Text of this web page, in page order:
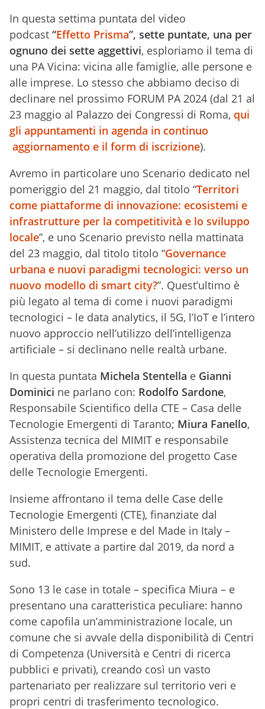
In questa settima puntata del video
podcast “Effetto Prisma”, sette puntate, una per
ognuno dei sette aggettivi, esploriamo il tema di
una PA Vicina: vicina alle famiglie, alle persone e
alle imprese. Lo stesso che abbiamo deciso di
declinare nel prossimo FORUM PA 2024 (dal 21 al
23 maggio al Palazzo dei Congressi di Roma, qui
gli appuntamenti in agenda in continuo
aggiornamento e il form di iscrizione).
Avremo in particolare uno Scenario dedicato nel
pomeriggio del 21 maggio, dal titolo “Territori
come piattaforme di innovazione: ecosistemi e
infrastrutture per la competitività e lo sviluppo
locale”, e uno Scenario previsto nella mattinata
del 23 maggio, dal titolo titolo “Governance
urbana e nuovi paradigmi tecnologici: verso un
nuovo modello di smart city?”. Quest’ultimo è
più legato al tema di come i nuovi paradigmi
tecnologici – le data analytics, il 5G, l’IoT e l’intero
nuovo approccio nell’utilizzo dell’intelligenza
artificiale – si declinano nelle realtà urbane.
In questa puntata Michela Stentella e Gianni
Dominici ne parlano con: Rodolfo Sardone,
Responsabile Scientifico della CTE – Casa delle
Tecnologie Emergenti di Taranto; Miura Fanello,
Assistenza tecnica del MIMIT e responsabile
operativa della promozione del progetto Case
delle Tecnologie Emergenti.
Insieme affrontano il tema delle Case delle
Tecnologie Emergenti (CTE), finanziate dal
Ministero delle Imprese e del Made in Italy –
MIMIT, e attivate a partire dal 2019, da nord a
sud.
Sono 13 le case in totale – specifica Miura – e
presentano una caratteristica peculiare: hanno
come capofila un’amministrazione locale, un
comune che si avvale della disponibilità di Centri
di Competenza (Università e Centri di ricerca
pubblici e privati), creando così un vasto
partenariato per realizzare sul territorio veri e
propri centri di trasferimento tecnologico.